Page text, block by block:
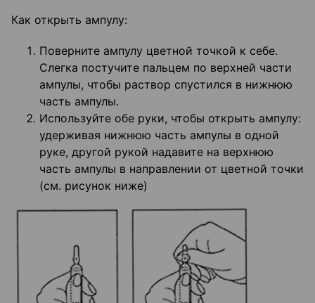
Как открыть ампулу:
Поверните ампулу цветной точкой к себе.
Слегка постучите пальцем по верхней части
ампулы, чтобы раствор спустился в нижнюю
часть ампулы.
Используйте обе руки, чтобы открыть ампулу:
удерживая нижнюю часть ампулы в одной
руке, другой рукой надавите на верхнюю
часть ампулы в направлении от цветной точки
(см. рисунок ниже)